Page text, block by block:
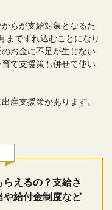
らが支給対象となるた
までずれ込むことになり
お金に不足が生じない
て支援策も併せて使い
産支援策があります。
えるの？支給さ
や給付金制度など